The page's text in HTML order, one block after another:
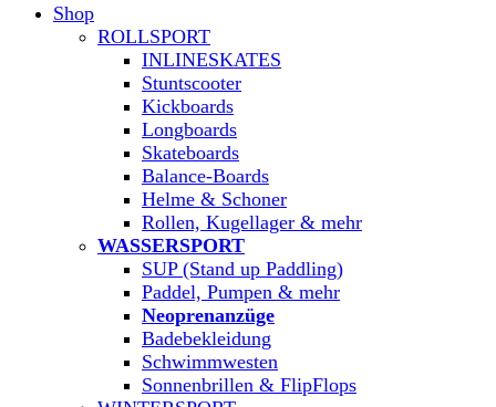
Shop
ROLLSPORT
INLINESKATES
Stuntscooter
Kickboards
Longboards
Skateboards
Balance-Boards
Helme & Schoner
Rollen, Kugellager & mehr
WASSERSPORT
SUP (Stand up Paddling)
Paddel, Pumpen & mehr
Neoprenanzüge
Badebekleidung
Schwimmwesten
Sonnenbrillen & FlipFlops